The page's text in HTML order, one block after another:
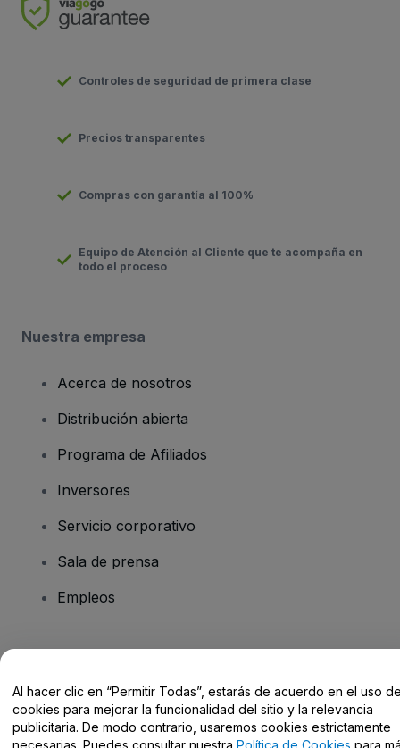
Controles de seguridad de primera clase
Precios transparentes
Compras con garantía al 100%
Equipo de Atención al Cliente que te acompaña en
todo el proceso
Nuestra empresa
Acerca de nosotros
Distribución abierta
Programa de Afiliados
Inversores
Servicio corporativo
Sala de prensa
Empleos
Centro de Ayuda / Contacto
Al hacer clic en “Permitir Todas”, estarás de acuerdo en el uso
cookies para mejorar la funcionalidad del sitio y la relevancia
publicitaria. De modo contrario, usaremos cookies estrictamente
necesarias. Puedes consultar nuestra Política de Cookies para